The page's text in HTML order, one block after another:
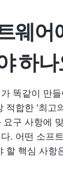
웨어
하
똑같이 만
적합한 '최고
구 사항에
. 어떤 소프
할 핵심 사항